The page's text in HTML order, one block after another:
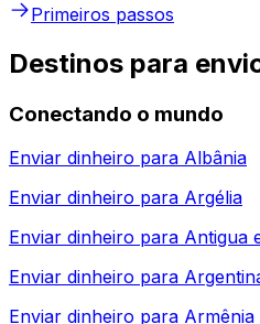
Primeiros passos
Destinos para
Conectando o mundo
Enviar dinheiro para Albânia
Enviar dinheiro para Argélia
Enviar dinheiro para Antigua
Enviar dinheiro para
Enviar dinheiro para Armênia